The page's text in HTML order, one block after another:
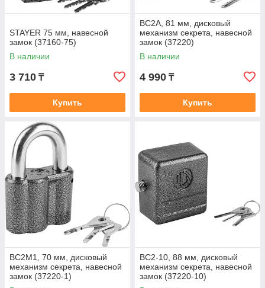
STAYER 75 мм, навесной
замок (37160-75)
В наличии
3 710 ₸
Купить
ВС2А, 81 мм, дисковый
механизм секрета, навесной
замок (37220)
В наличии
4 990 ₸
Купить
ВС2М1, 70 мм, дисковый
механизм секрета, навесной
замок (37220-1)
ВС2-10, 88 мм, дисковый
механизм секрета, навесной
замок (37220-10)